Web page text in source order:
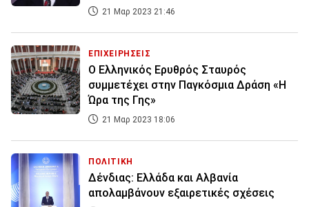
21 Μαρ 2023 21:46
ΕΠΙΧΕΙΡΗΣΕΙΣ
Ο Ελληνικός Ερυθρός Σταυρός
συμμετέχει στην Παγκόσμια Δράση «Η
Ώρα της Γης»
21 Μαρ 2023 18:06
ΠΟΛΙΤΙΚΗ
Δένδιας: Ελλάδα και Αλβανία
απολαμβάνουν εξαιρετικές σχέσεις